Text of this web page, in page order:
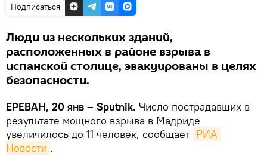
Подписаться
Люди из нескольких зданий,
расположенных в районе взрыва в
испанской столице, эвакуированы в целях
безопасности.
ЕРЕВАН, 20 янв – Sputnik. Число пострадавших в
результате мощного взрыва в Мадриде
увеличилось до 11 человек, сообщает РИА
Новости .